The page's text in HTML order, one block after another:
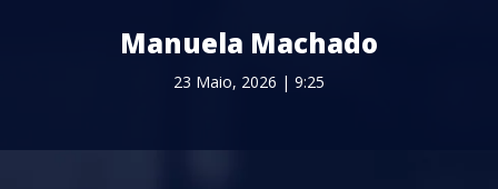
Manuela Machado
23 Maio, 2026 | 9:25